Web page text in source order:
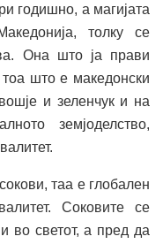
годишно, а магијата
толку се
Она што ja прави
што е македонски
и зеленчук и на
земјоделство,
таа е глобален
Соковите се
во светот, а пред да